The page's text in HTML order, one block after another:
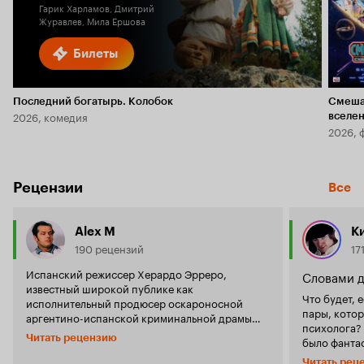
Билеты
Гарик Харламов, Дмитрий
Журавлев, Мила Ершова
Последний богатырь. Колобок
2026, комедия
2026,
Рецензии Все
Alex M
190 рецензий
Испанский режиссер Херардо Эрреро,
известный широкой публике как
исполнительный продюсер оскароносной
аргентино-испанской криминальной драмы
режиссера Хуана Хосе Кампанельи «Тайна в его
глазах» представляет зрителю остроумную
Читать рецензию
Словами
Что будет,
пары,
было
а